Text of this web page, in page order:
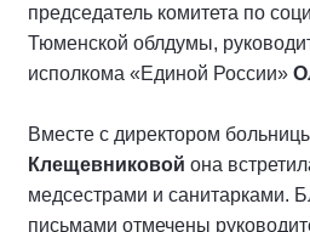
председатель комитета по
Тюменской облдумы,
исполкома «Единой России»
Вместе с директором
Клещевниковой она
медсестрами и санитарками.
письмами отмечены